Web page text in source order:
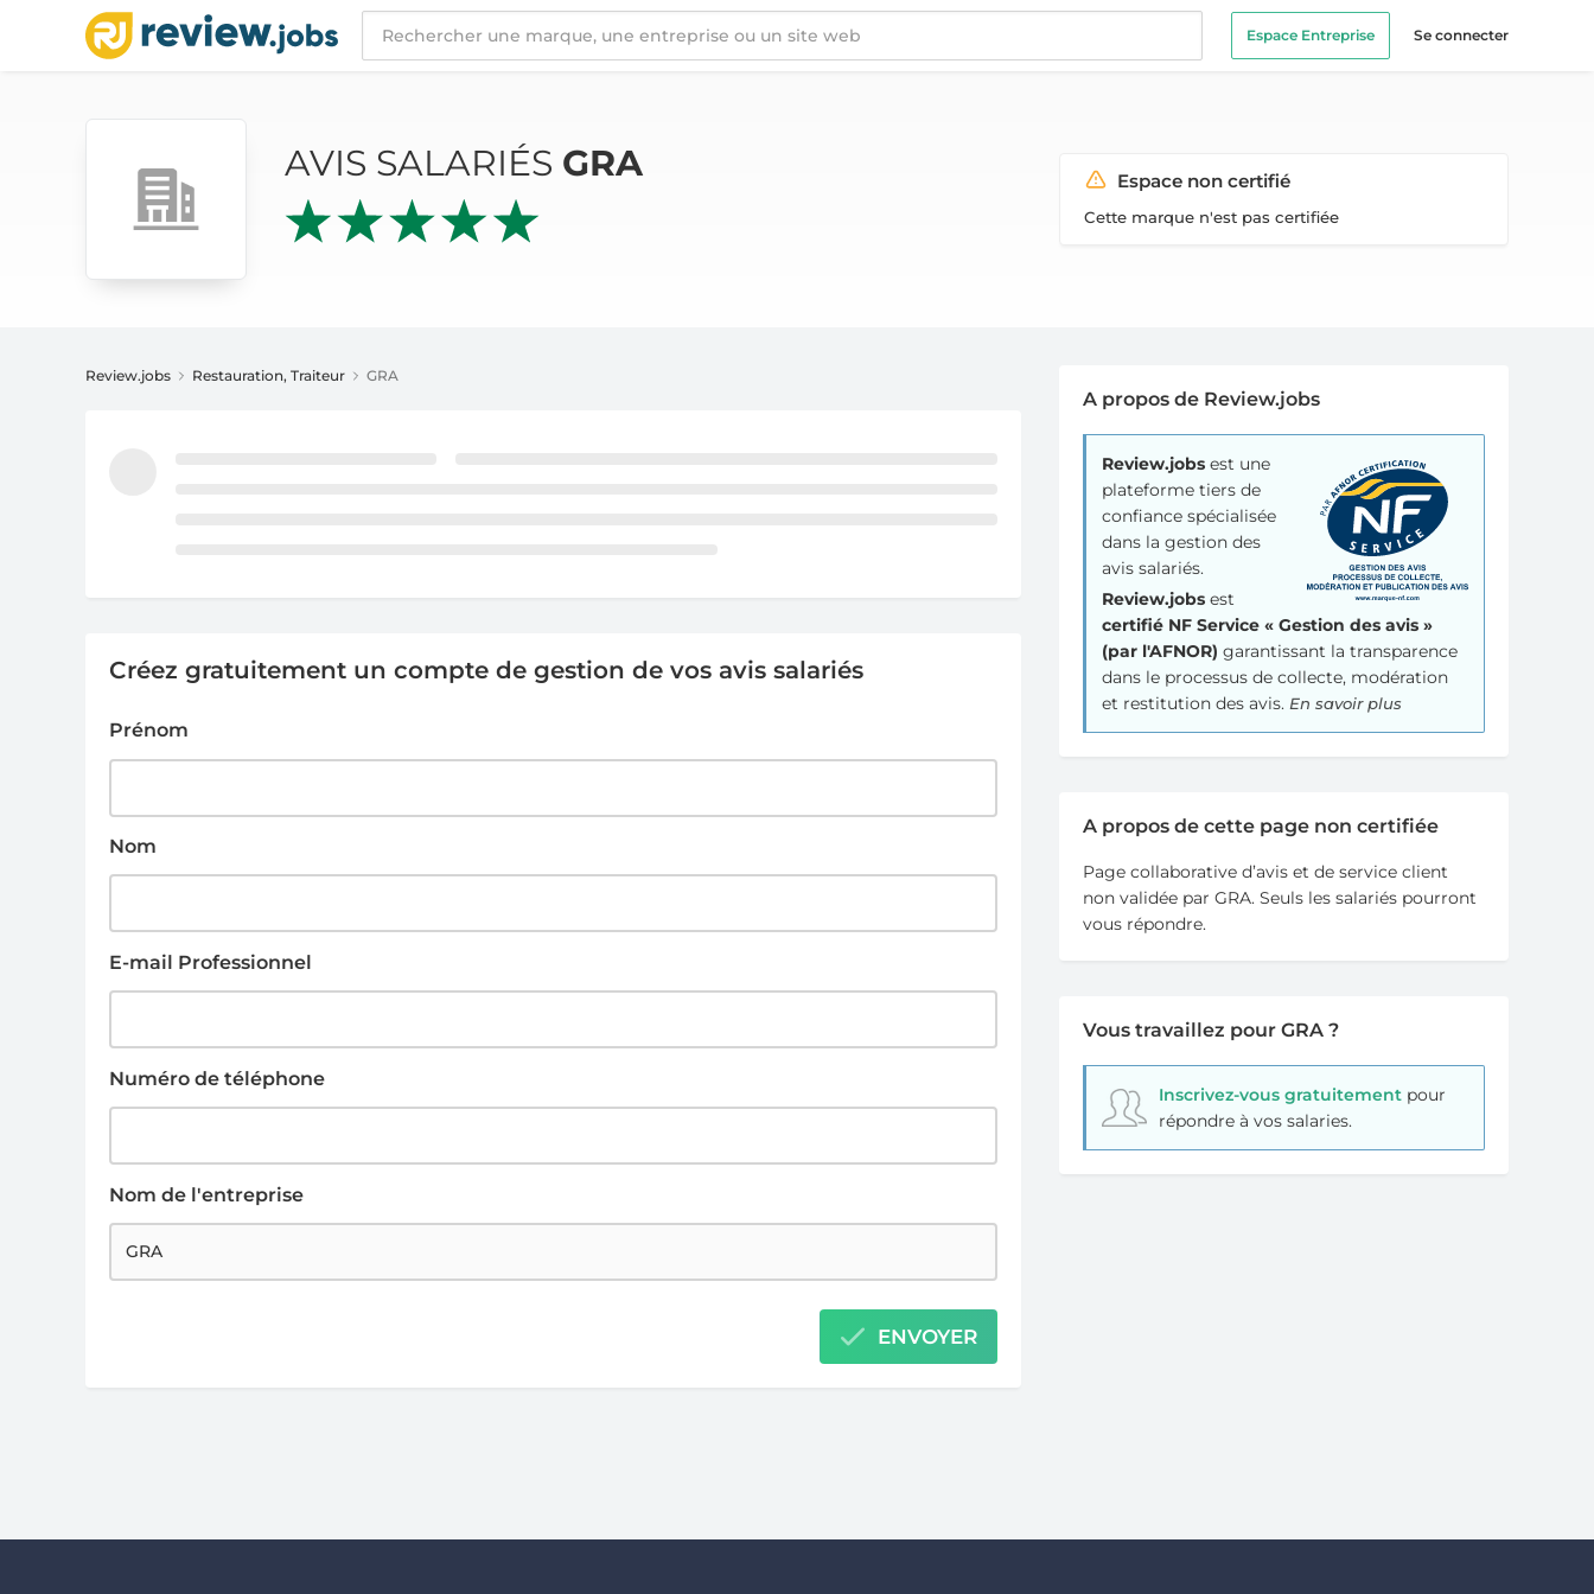
Espace Entreprise Se connecter
AVIS SALARIÉS GRA
AVIS SALARIÉS GRA Espace non certifié
Cette marque n'est pas certifiée
Review.jobs Restauration, Traiteur GRA
Créez gratuitement un compte de gestion de vos avis salariés
Prénom
Nom
E-mail Professionnel
Numéro de téléphone
Nom de l'entreprise
ENVOYER
A propos de Review.jobs
Review.jobs est une
plateforme tiers de
confiance spécialisée
dans la gestion des
avis salariés.
Review.jobs est
certifié NF Service « Gestion des avis »
(par l'AFNOR) garantissant la transparence
dans le processus de collecte, modération
et restitution des avis.En savoir plus
A propos de cette page non certifiée
Page collaborative d’avis et de service client
non validée par GRA. Seuls les salariés pourront
vous répondre.
Vous travaillez pour GRA ?
Inscrivez-vous gratuitementpour
répondre à vos salaries.